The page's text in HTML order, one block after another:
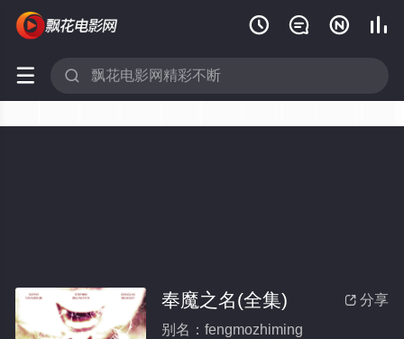
   
 
 分享
奉魔之名(全集)
别名：fengmozhiming